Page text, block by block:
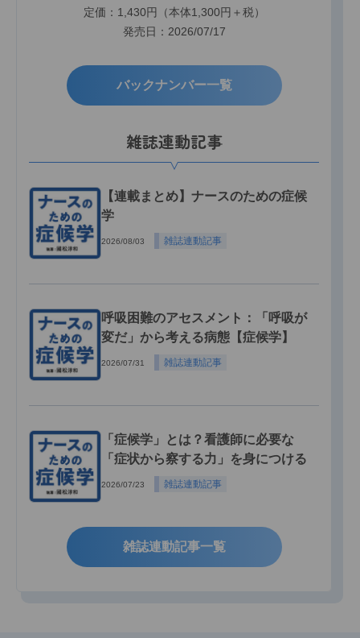
定価：1,430円（本体1,300円＋税）
発売日：2026/07/17
バックナンバー一覧
雑誌連動記事
【連載まとめ】ナースのための症候
学
2026/08/03 雑誌連動記事
呼吸困難のアセスメント：「呼吸が
変だ」から考える病態【症候学】
2026/07/31 雑誌連動記事
「症候学」とは？看護師に必要な
「症状から察する力」を身につける
2026/07/23 雑誌連動記事
雑誌連動記事一覧